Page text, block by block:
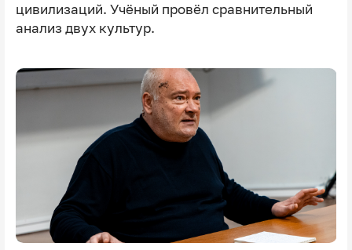
цивилизаций. Учёный провёл сравнительный
анализ двух культур.